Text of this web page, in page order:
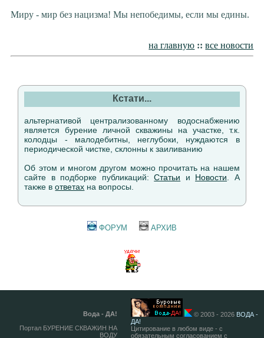
Миру - мир без нацизма! Мы непобедимы, если мы едины.
на главную :: все новости
Кстати...
альтернативой централизованному водоснабжению
является бурение личной скважины на участке, т.к.
колодцы - малодебитны, неглубоки, нуждаются в
периодической чистке, склонны к заиливанию
Об этом и многом другом можно прочитать на нашем
сайте в подборке публикаций:Статьи и Новости . А
также вответах на вопросы.
ФОРУМ АРХИВ
Вода - ДА!
Портал БУРЕНИЕ СКВАЖИН НА
ВОДУ
© 2003 - 2026 ВОДА -
ДА!
Цитирование в любом виде - с
обязательным согласованием с